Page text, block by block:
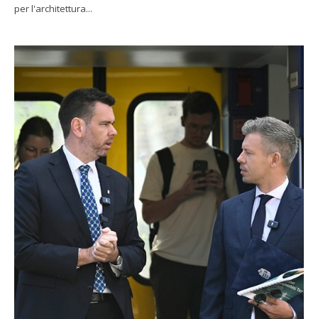
per l'architettura...